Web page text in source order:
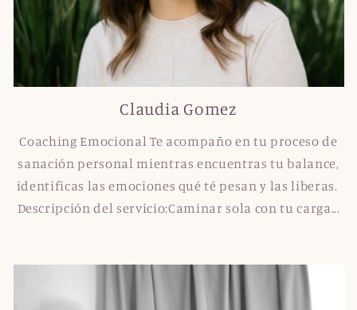
Claudia Gomez
Coaching Emocional Te acompaño en tu proceso de
sanación personal mientras encuentras tu balance,
identificas las emociones qué té pesan y las liberas.
Descripción del servicio:Caminar sola con tu carga...